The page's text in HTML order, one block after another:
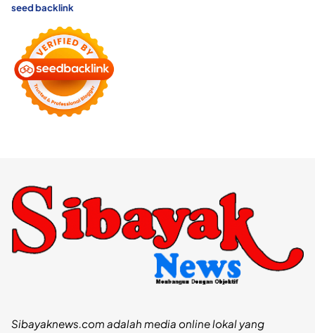
seed backlink
Sibayaknews.com adalah media online lokal yang